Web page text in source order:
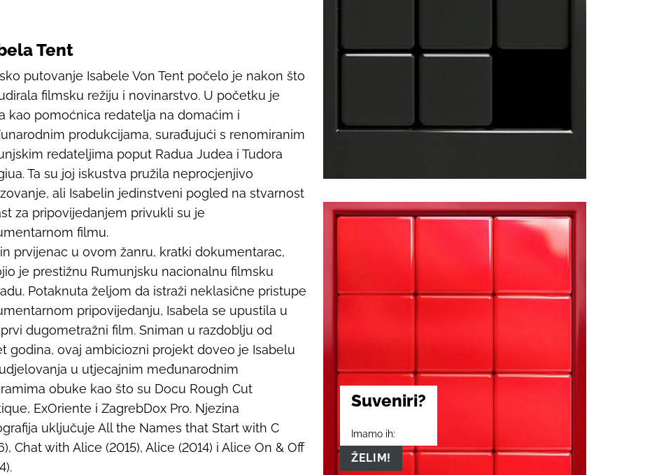
Tent
putovanje Isabele Von Tent počelo je nakon što
filmsku režiju i novinarstvo. U početku je
kao pomoćnica redatelja na domaćim i
produkcijama, surađujući s renomiranim
redateljima poput Radua Judea i Tudora
Ta su joj iskustva pružila neprocjenjivo
ali Isabelin jedinstveni pogled na stvarnost
za pripovijedanjem privukli su je
filmu.
prvijenac u ovom žanru, kratki dokumentarac,
je prestižnu Rumunjsku nacionalnu filmsku
Potaknuta željom da istraži neklasične pristupe
pripovijedanju, Isabela se upustila u
dugometražni film. Sniman u razdoblju od
godina, ovaj ambiciozni projekt doveo je Isabelu
u utjecajnim međunarodnim
obuke kao što su Docu Rough Cut
ExOriente i ZagrebDox Pro. Njezina
uključuje All the Names that Start with C
Chat with Alice (2015), Alice (2014) i Alice On & Off
Suveniri?
Imamo ih:
ŽELIM!